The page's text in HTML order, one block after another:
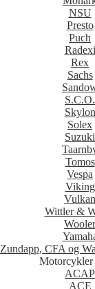
NSU
Presto
Puch
Radexi
Rex
Sachs
S.C.O.
Skylon
Solex
Suzuki
Tomos
Vespa
Viking
Vulkan
Wittler &
Wooler
Zundapp, CFA og
Motorcykler
ACAP
ACE